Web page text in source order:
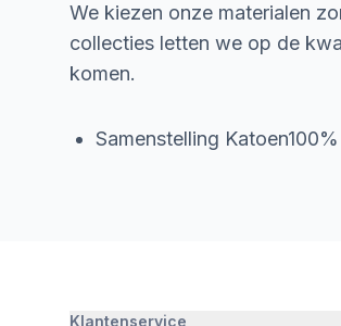
We kiezen onze materialen
collecties letten we op de
komen.
Samenstelling Katoen100%
Klantenservice